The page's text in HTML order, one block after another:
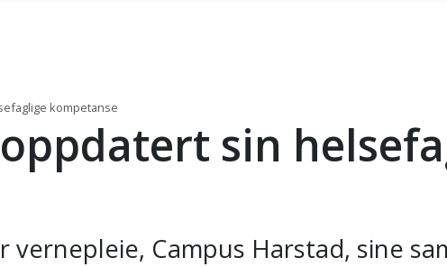
kompetanse
sin
Campus Harstad, sine